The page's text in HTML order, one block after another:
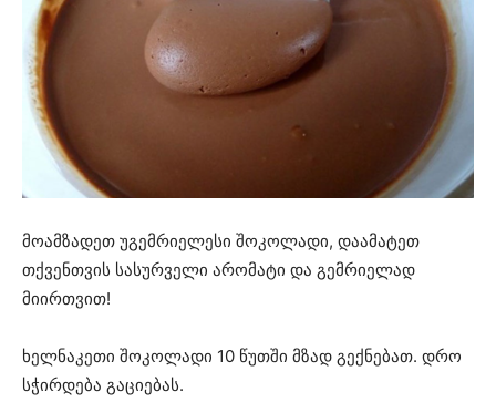
მოამზადეთ უგემრიელესი შოკოლადი, დაამატეთ
თქვენთვის სასურველი არომატი და გემრიელად
მიირთვით!
ხელნაკეთი შოკოლადი 10 წუთში მზად გექნებათ. დრო
სჭირდება გაციებას.